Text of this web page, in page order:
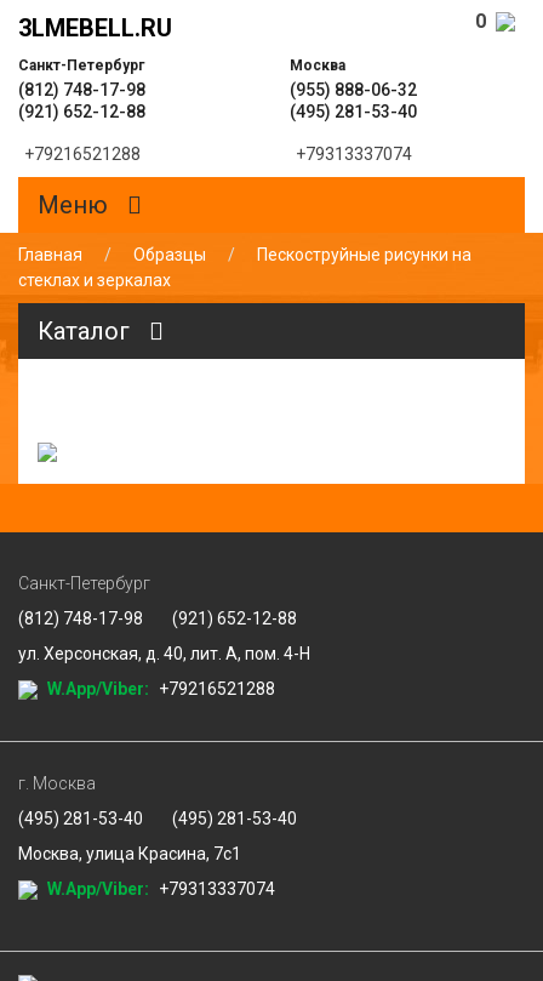
3LMEBELL.RU
Санкт-Петербург
(812) 748-17-98
(921) 652-12-88
+79216521288
Москва
(955) 888-06-32
(495) 281-53-40
+79313337074
0
Меню
Главная / Образцы /
Пескоструйные рисунки на
стеклах и зеркалах
Каталог
Санкт-Петербург
(812) 748-17-98
(921) 652-12-88
ул. Херсонская, д. 40, лит. А, пом. 4-Н
W.App/Viber:
+79216521288
г. Москва
(495) 281-53-40
(495) 281-53-40
Москва, улица Красина, 7с1
W.App/Viber:
+79313337074